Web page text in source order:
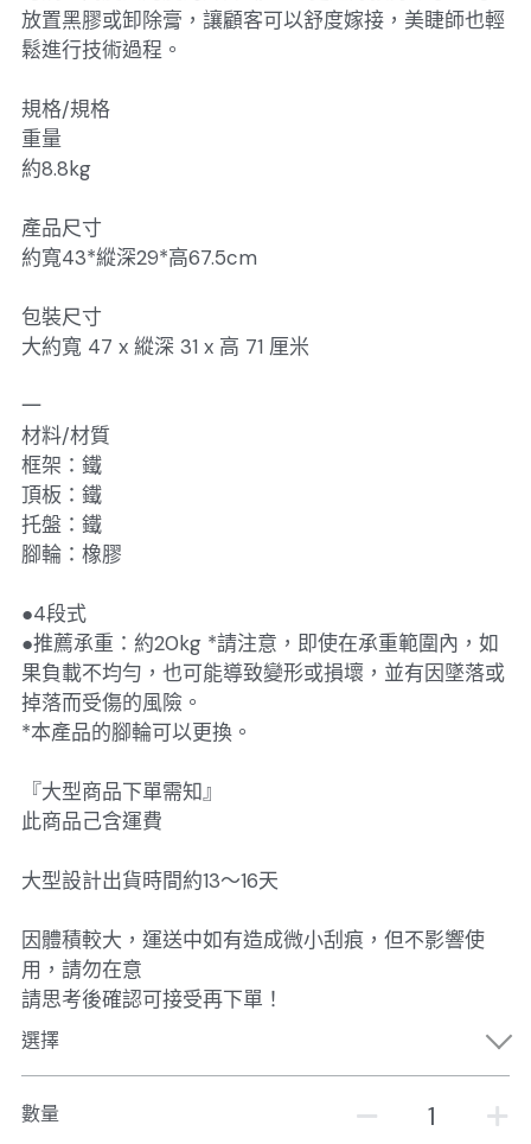
放置黑膠或卸除膏，讓顧客可以舒度嫁接，美睫師也輕
鬆進行技術過程。
規格/規格
重量
約8.8kg
產品尺寸
約寬43*縱深29*高67.5cm
包裝尺寸
大約寬 47 x 縱深 31 x 高 71 厘米
一
材料/材質
框架：鐵
頂板：鐵
托盤：鐵
腳輪：橡膠
●4段式
●推薦承重：約20kg *請注意，即使在承重範圍內，如
果負載不均勻，也可能導致變形或損壞，並有因墜落或
掉落而受傷的風險。
*本產品的腳輪可以更換。
『大型商品下單需知』
此商品己含運費
大型設計出貨時間約13～16天
因體積較大，運送中如有造成微小刮痕，但不影響使
用，請勿在意
請思考後確認可接受再下單！
選擇
數量